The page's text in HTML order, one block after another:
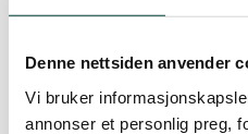
Denne nettsiden anvender
Vi bruker
annonser et personlig preg,
Sogn og Fjordane
Sunnfjord
By Artikkelimportør
12.08.2010 11:20